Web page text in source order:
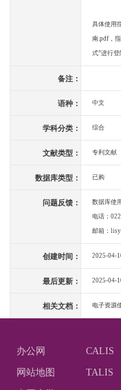
具体使用
南.pdf，
式”进行登
备注：
语种： 中文
学科分类： 综合
文献类型： 专利文献
数据库类型： 已购
问题反馈： 数据库使
电话：
邮箱：
创建时间： 2025-04-
最后更新： 2025-04-
相关文档： 电子资源
办公网 CALIS
网站地图 TALIS